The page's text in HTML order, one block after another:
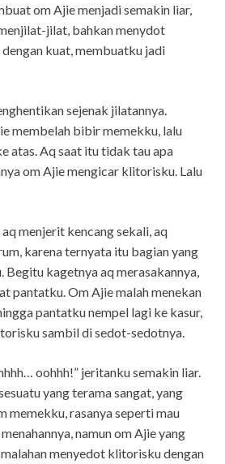
om Ajie menjadi semakin liar,
jilat, bahkan menydot
kuat, membuatku jadi
sejenak jilatannya.
membelah bibir memekku, lalu
atas. Aq saat itu tidak tau apa
om Ajie mengicar klitorisku. Lalu
aq menjerit kencang sekali, aq
karena ternyata itu bagian yang
kagetnya aq merasakannya,
pantatku. Om Ajie malah menekan
pantatku nempel lagi ke kasur,
sambil di sedot-sedotnya.
oohhh!” jeritanku semakin liar.
yang terama sangat, yang
memekku, rasanya seperti mau
namun om Ajie yang
menyedot klitorisku dengan